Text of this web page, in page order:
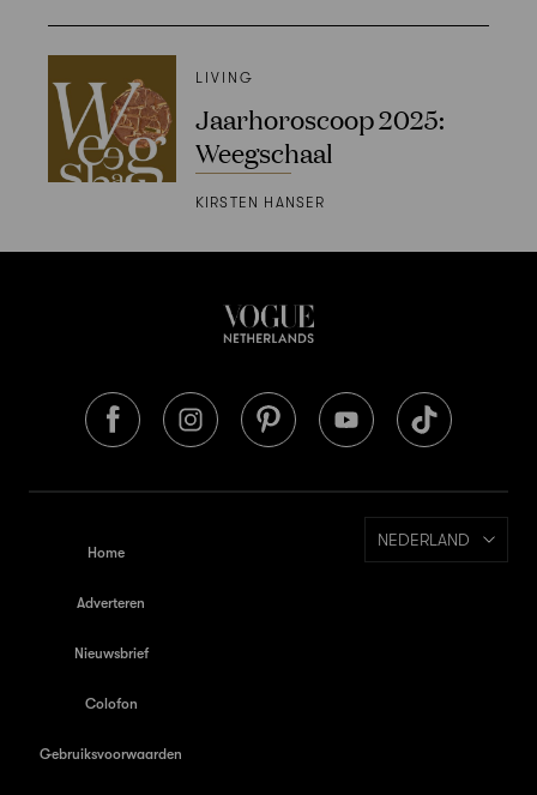
LIVING
Jaarhoroscoop 2025:
Weegschaal
KIRSTEN HANSER
Home
Adverteren
Nieuwsbrief
Colofon
Gebruiksvoorwaarden
NEDERLAND